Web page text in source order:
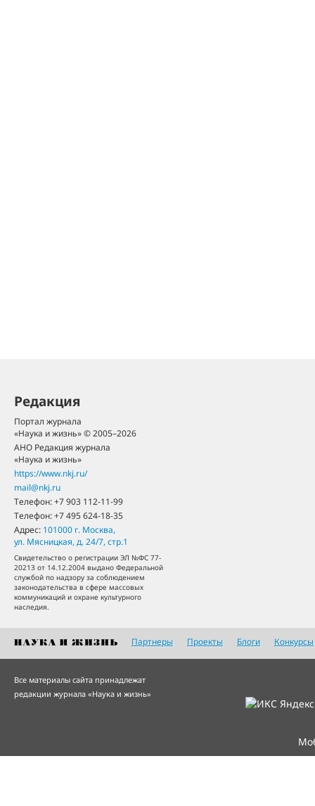
Редакция
Портал журнала
«Наука и жизнь» © 2005–2026
АНО Редакция журнала
«Наука и жизнь»
https://www.nkj.ru/
mail@nkj.ru
Телефон:+7 903 112-11-99
Телефон:+7 495 624-18-35
Адрес: 101000 г. Москва,
ул. Мясницкая, д. 24/7, стр.1
Свидетельство о регистрации ЭЛ №ФС 77-
20213 от 14.12.2004 выдано Федеральной
службой по надзору за соблюдением
законодательства в сфере массовых
коммуникаций и охране культурного
наследия.
Партнеры Проекты Блоги Конкурсы
Все материалы сайта принадлежат
редакции журнала «Наука и жизнь»